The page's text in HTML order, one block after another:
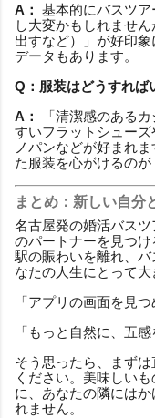
A： 基本的にバスツ
し大変かもしれませ
出すなど）」が好印
データもあります。
Q：服装はどうすれば
A：
「清潔感のある
すいフラットシュー
ノパンなどが好まれ
た服装を心がけるのが
まとめ：新しい自分
名古屋発の婚活バス
のパートナーを見つ
駅の賑わいを離れ、
なたの人生にとって大
「アプリの画面を見
「もっと自然に、五
そう思ったら、まず
ください。美味しい
に、あなたの隣には
れません。